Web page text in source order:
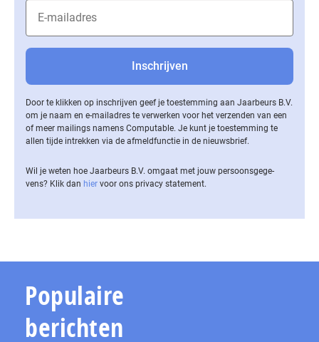
Door te klikken op inschrijven geef je toestemming aan Jaarbeurs B.V.
om je naam en e-mailadres te verwerken voor het verzenden van een
of meer mailings namens Computable. Je kunt je toestemming te
allen tijde intrekken via de af­meld­func­tie in de nieuwsbrief.
Wil je weten hoe Jaarbeurs B.V. omgaat met jouw per­soons­ge­ge­
vens? Klik dan hier voor ons privacy statement.
Populaire
berichten